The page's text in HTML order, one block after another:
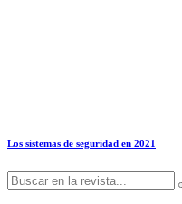
Los sistemas de seguridad en 2021